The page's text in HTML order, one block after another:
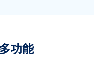
功能